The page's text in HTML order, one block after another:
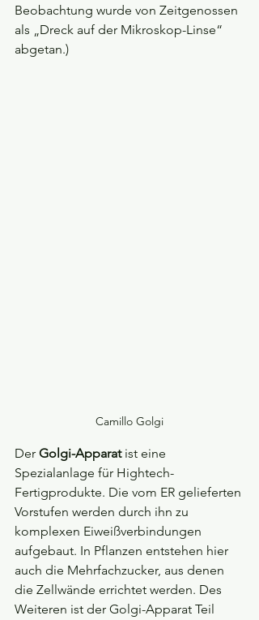
Beobachtung wurde von Zeitgenossen
als „Dreck auf der Mikroskop-Linse“
abgetan.)
Camillo Golgi
Der Golgi-Apparat ist eine
Spezialanlage für Hightech-
Fertigprodukte. Die vom ER gelieferten
Vorstufen werden durch ihn zu
komplexen Eiweißverbindungen
aufgebaut. In Pflanzen entstehen hier
auch die Mehrfachzucker, aus denen
die Zellwände errichtet werden. Des
Weiteren ist der Golgi-Apparat Teil